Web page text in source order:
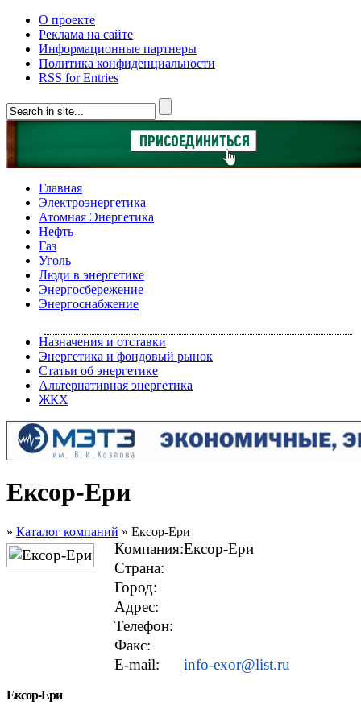
О проекте
Реклама на сайте
Информационные партнеры
Политика конфиденциальности
RSS for Entries
Главная
Электроэнергетика
Атомная Энергетика
Нефть
Газ
Уголь
Люди в энергетике
Энергосбережение
Энергоснабжение
Назначения и отставки
Энергетика и фондовый рынок
Статьи об энергетике
Альтернативная энергетика
ЖКХ
Ексор-Ери
» Каталог компаний » Ексор-Ери
Компания:Ексор-Ери
Страна:
Город:
Адрес:
Телефон:
Факс:
E-mail:
info-exor@list.ru
Ексор-Ери